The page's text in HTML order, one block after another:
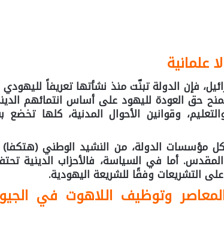
علمانية
فإن الدولة تبنّت منذ نشأتها تعريفاً
حق العودة لليهود على أساس انتمائهم
وقوانين الأحوال المدنية، كلها
كل مؤسسات الدولة، من النشيد الوطني
أما في السياسة، فالأحزاب الدينية
التشريعات وفقًا للشريعة اليهودية.
وتوظيف اللاهوت في